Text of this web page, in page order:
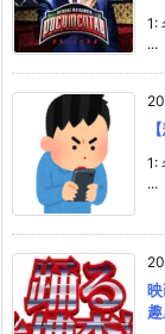
1:
...
1:
...